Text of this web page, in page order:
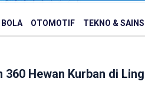
OTOMOTIF TEKNO & SAINS
Hewan Kurban di